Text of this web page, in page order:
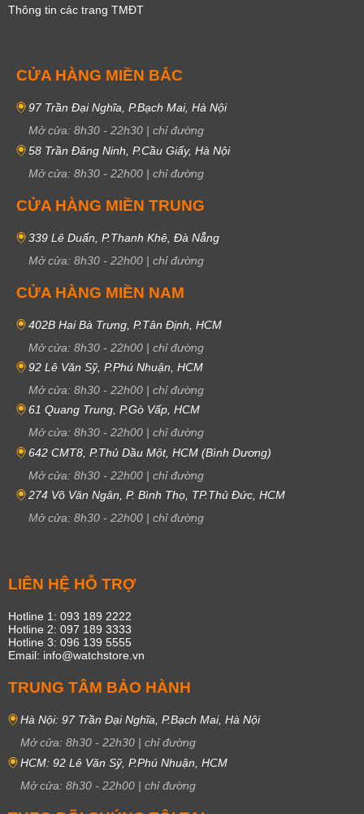
Thông tin các trang TMĐT
CỬA HÀNG MIỀN BẮC
97 Trần Đại Nghĩa, P.Bạch Mai, Hà Nội
Mở cửa: 8h30 - 22h30 | chỉ đường
58 Trần Đăng Ninh, P.Cầu Giấy, Hà Nội
Mở cửa: 8h30 - 22h00 | chỉ đường
CỬA HÀNG MIỀN TRUNG
339 Lê Duẩn, P.Thanh Khê, Đà Nẵng
Mở cửa: 8h30 - 22h00 | chỉ đường
CỬA HÀNG MIỀN NAM
402B Hai Bà Trưng, P.Tân Định, HCM
Mở cửa: 8h30 - 22h00 | chỉ đường
92 Lê Văn Sỹ, P.Phú Nhuận, HCM
Mở cửa: 8h30 - 22h00 | chỉ đường
61 Quang Trung, P.Gò Vấp, HCM
Mở cửa: 8h30 - 22h00 | chỉ đường
642 CMT8, P.Thủ Dầu Một, HCM (Bình Dương)
Mở cửa: 8h30 - 22h00 | chỉ đường
274 Võ Văn Ngân, P. Bình Thọ, TP.Thủ Đức, HCM
Mở cửa: 8h30 - 22h00 | chỉ đường
LIÊN HỆ HỖ TRỢ
Hotline 1: 093 189 2222
Hotline 2: 097 189 3333
Hotline 3: 096 139 5555
Email: info@watchstore.vn
TRUNG TÂM BẢO HÀNH
Hà Nội: 97 Trần Đại Nghĩa, P.Bạch Mai, Hà Nội
Mở cửa: 8h30 - 22h30 | chỉ đường
HCM: 92 Lê Văn Sỹ, P.Phú Nhuận, HCM
Mở cửa: 8h30 - 22h00 | chỉ đường